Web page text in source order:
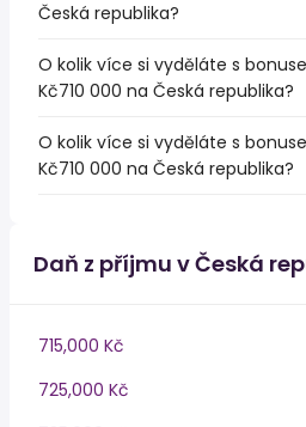
Česká republika?
O kolik více si vyděláte s
Kč710 000 na Česká republika?
O kolik více si vyděláte s
Kč710 000 na Česká republika?
Daň z příjmu v Česká
715,000 Kč
725,000 Kč